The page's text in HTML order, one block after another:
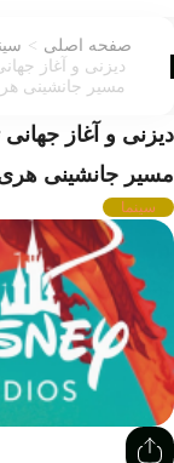
صفحه اصلی > سینما :
دیزنی و آغاز جهانی
مسیر جانشینی هری
و آغاز جهانی
جانشینی هری